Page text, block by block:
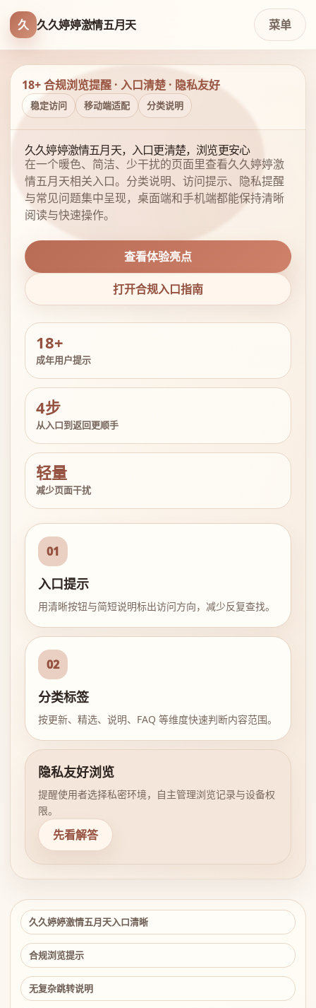
久 久久婷婷激情五月天 菜单
18+ 合规浏览提醒 · 入口清楚 · 隐私友好
稳定访问 移动端适配 分类说明
久久婷婷激情五月天，入口更清楚，浏览更安心
在一个暖色、简洁、少干扰的页面里查看久久婷婷激
情五月天相关入口。分类说明、访问提示、隐私提醒
与常见问题集中呈现，桌面端和手机端都能保持清晰
阅读与快速操作。
查看体验亮点
打开合规入口指南
18+
成年用户提示
4步
从入口到返回更顺手
轻量
减少页面干扰
01
入口提示
用清晰按钮与简短说明标出访问方向，减少反复查找。
02
分类标签
按更新、精选、说明、FAQ 等维度快速判断内容范围。
隐私友好浏览
提醒使用者选择私密环境，自主管理浏览记录与设备权
限。
先看解答
久久婷婷激情五月天入口清晰
合规浏览提示
无复杂跳转说明